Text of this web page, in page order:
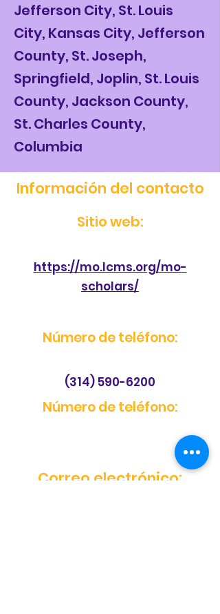
Jefferson City, St. Louis
City, Kansas City, Jefferson
County, St. Joseph,
Springfield, Joplin, St. Louis
County, Jackson County,
St. Charles County,
Columbia
Información del contacto
Sitio web:
https://mo.lcms.org/mo-
scholars/
Número de teléfono:
(314) 590-6200
Número de teléfono:
Correo electrónico: